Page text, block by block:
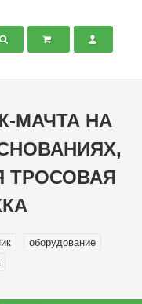
МАЧТА НА
ТРОСОВАЯ
оборудование